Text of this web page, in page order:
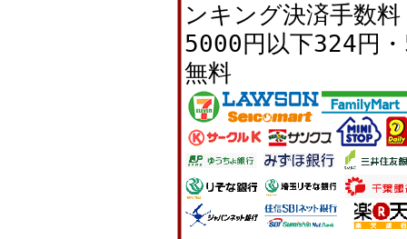
ンキング決済手数料
5000円以下324円
無料